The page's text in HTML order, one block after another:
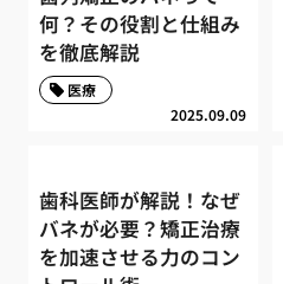
何？その役割と仕組み
を徹底解説
2025.09.09
医療
歯科医師が解説！なぜ
バネが必要？矯正治療
を加速させる力のコン